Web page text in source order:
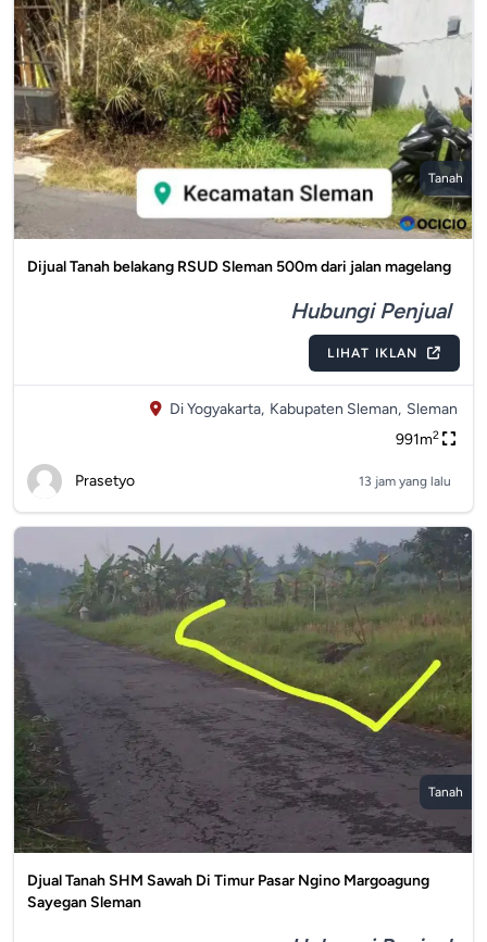
Tanah
Dijual Tanah belakang RSUD Sleman 500m dari jalan magelang
Hubungi Penjual
LIHAT IKLAN
Di Yogyakarta, Kabupaten Sleman, Sleman
991m2
Prasetyo 13 jam yang lalu
Tanah
Djual Tanah SHM Sawah Di Timur Pasar Ngino Margoagung
Sayegan Sleman